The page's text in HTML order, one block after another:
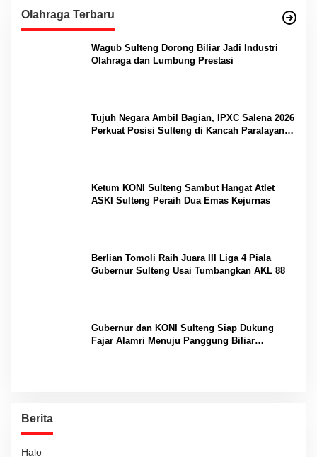
Olahraga Terbaru
Wagub Sulteng Dorong Biliar Jadi Industri
Olahraga dan Lumbung Prestasi
Tujuh Negara Ambil Bagian, IPXC Salena 2026
Perkuat Posisi Sulteng di Kancah Paralayang
Ketum KONI Sulteng Sambut Hangat Atlet
ASKI Sulteng Peraih Dua Emas Kejurnas
Berlian Tomoli Raih Juara III Liga 4 Piala
Gubernur Sulteng Usai Tumbangkan AKL 88
Gubernur dan KONI Sulteng Siap Dukung
Fajar Alamri Menuju Panggung Biliar
Berita
Halo